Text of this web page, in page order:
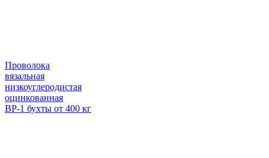
Проволока
вязальная
низкоуглеродистая
оцинкованная
ВР-1 бухты от 400 кг